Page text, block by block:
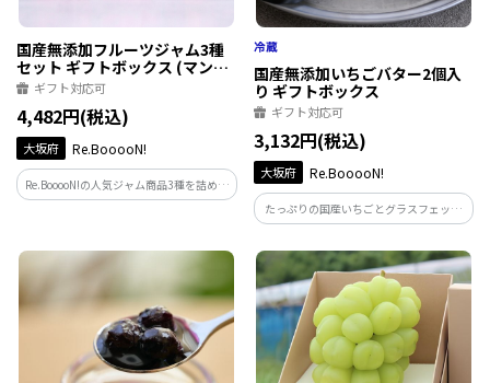
国産無添加フルーツジャム3種
セット ギフトボックス (マンゴ
ー・ピーチ・パッションフルー
ギフト対応可
4,482円(税込)
大坂府 Re.BooooN!
Re.BooooN!の人気ジャム商品3種を詰め合
わせました。お世話になっている人やお
国産無添加いちごバター2個入
り ギフトボックス
ギフト対応可
3,132円(税込)
大坂府 Re.BooooN!
たっぷりの国産いちごとグラスフェッド
バターを使用した、無添加手作りいちご
バター。コクのある味わいにも、しっか
りといちごのフレッシュさが感じられる
お子様にも大人気の商品です。